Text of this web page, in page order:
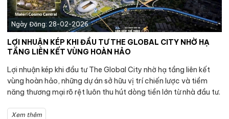
Ngày Đăng: 28-02-2026
LỢI NHUẬN KÉP KHI ĐẦU TƯ THE GLOBAL CITY NHỜ HẠ
TẦNG LIÊN KẾT VÙNG HOÀN HẢO
Lợi nhuận kép khi đầu tư The Global City nhờ hạ tầng liên kết
vùng hoàn hảo, những dự án sở hữu vị trí chiến lược và tiềm
năng thương mại rõ rệt luôn thu hút dòng tiền lớn từ nhà đầu tư.
Xem thêm